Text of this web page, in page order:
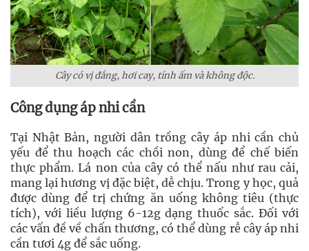
Cây có vị đắng, hơi cay, tính ấm và không độc.
Công dụng áp nhi cần
Tại Nhật Bản, người dân trồng cây áp nhi cần chủ
yếu để thu hoạch các chồi non, dùng để chế biến
thực phẩm. Lá non của cây có thể nấu như rau cải,
mang lại hương vị đặc biệt, dễ chịu. Trong y học, quả
được dùng để trị chứng ăn uống không tiêu (thực
tích), với liều lượng 6-12g dạng thuốc sắc. Đối với
các vấn đề về chấn thương, có thể dùng rễ cây áp nhi
cần tươi 4g để sắc uống.